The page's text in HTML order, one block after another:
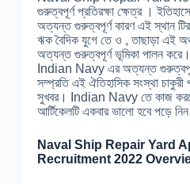
গুরুত্বপূর্ণ প্রতিরক্ষা ক্ষেত্র ।
অত্যন্ত গুরুত্বপূর্ণ কারণ এই স্থান টির
ঋক বৈদিক যুগে তে ও , তাছাড়া এই
অত্যন্ত গুরুত্বপূর্ণ ভূমিকা পালন করে।
Indian Navy এর অত্যন্ত গুরুত্বপূর্ণ
সম্প্রতি এই ঐতিহাসিক সংস্থা চাকুরী
সুখবর। Indian Navy তে কাজ
আর্টিকেলটি একবার ভালো হবে পড়ে
Naval Ship Repair Yard
Recruitment 2022